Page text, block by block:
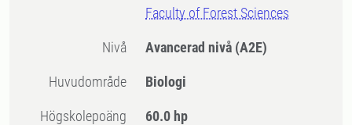
Faculty of Forest Sciences
Nivå Avancerad nivå (A2E)
Huvudområde Biologi
högskolepoäng 60.0 hp